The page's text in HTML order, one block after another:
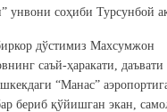
унвони соҳиби Турсунбой
дўстимиз Махсумжон
саъй-ҳаракати,
“Манас”
бериб қўйишган экан,